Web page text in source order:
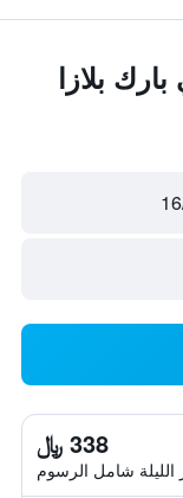
بلازا
338 ﷼
شامل الرسوم